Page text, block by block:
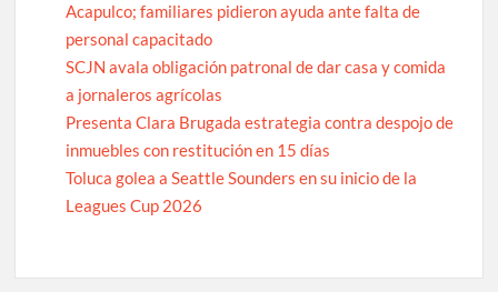
Acapulco; familiares pidieron ayuda ante falta de
personal capacitado
SCJN avala obligación patronal de dar casa y comida
a jornaleros agrícolas
Presenta Clara Brugada estrategia contra despojo de
inmuebles con restitución en 15 días
Toluca golea a Seattle Sounders en su inicio de la
Leagues Cup 2026